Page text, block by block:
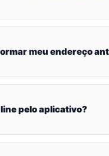
meu endereço
pelo aplicativo?